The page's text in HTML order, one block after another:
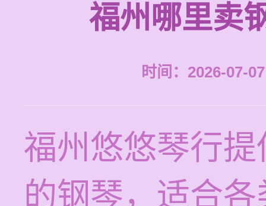
福州哪里卖
时间：2026-07-
福州悠悠琴行
的钢琴，适合